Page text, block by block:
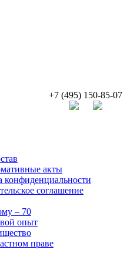
+7 (495) 150-85-07
акты
конфиденциальности
соглашение
– 70
опыт
праве